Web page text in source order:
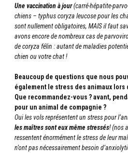
Une vaccination à jour(carré-hépatite-
chiens – typhus coryza leucose pour les
sont nullement obligatoires, MAIS il faut
avons encore de nombreux cas de
de coryza félin : autant de maladies
chien ou votre chat !
Beaucoup de questions que nous
également le stress des animaux lors
Que recommandez-vous ? avant,
pour un animal de compagnie ?
Oui les vols représentent un stress pour
les maîtres sont eux même stressés! (nos
ressentent énormément le stress de leur
n’ont pas nécessairement besoin